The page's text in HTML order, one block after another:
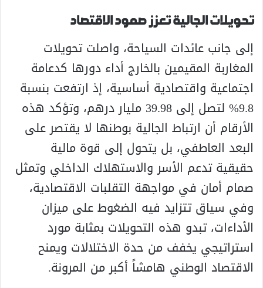
تحويلات الجالية تعزز صمود الاقتصاد
إلى جانب عائدات السياحة، واصلت تحويلات
المغاربة المقيمين بالخارج أداء دورها كدعامة
اجتماعية واقتصادية أساسية، إذ ارتفعت بنسبة
9.8% لتصل إلى 39.98 مليار درهم، وتؤكد هذه
الأرقام أن ارتباط الجالية بوطنها لا يقتصر على
البعد العاطفي، بل يتحول إلى قوة مالية
حقيقية تدعم الأسر والاستهلاك الداخلي وتمثل
صمام أمان في مواجهة التقلبات الاقتصادية،
وفي سياق تتزايد فيه الضغوط على ميزان
الأداءات، تبدو هذه التحويلات بمثابة مورد
استراتيجي يخفف من حدة الاختلالات ويمنح
الاقتصاد الوطني هامشاً أكبر من المرونة.